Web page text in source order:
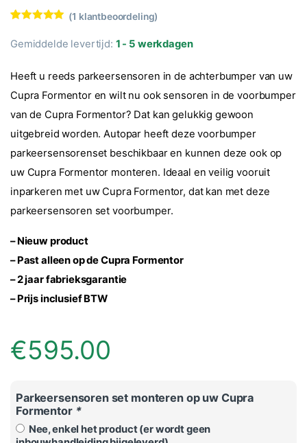
5.00
op 5
gebaseerd
ling
(1 klantbeoordeling)
Gemiddelde levertijd: 1 - 5 werkdagen
Heeft u reeds parkeersensoren in de achterbumper van uw
Cupra Formentor en wilt nu ook sensoren in de voorbumper
van de Cupra Formentor? Dat kan gelukkig gewoon
uitgebreid worden. Autopar heeft deze voorbumper
parkeersensorenset beschikbaar en kunnen deze ook op
uw Cupra Formentor monteren. Ideaal en veilig vooruit
inparkeren met uw Cupra Formentor, dat kan met deze
parkeersensoren set voorbumper.
– Nieuw product
– Past alleen op de Cupra Formentor
– 2 jaar fabrieksgarantie
– Prijs inclusief BTW
€595.00
Parkeersensoren set monteren op uw Cupra
Formentor *
Nee, enkel het product (er wordt geen